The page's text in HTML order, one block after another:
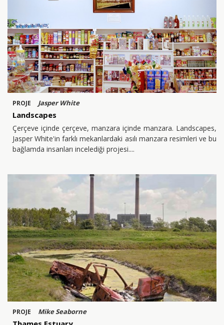
PROJE Jasper White
Landscapes
Çerçeve içinde çerçeve, manzara içinde manzara. Landscapes,
Jasper White'in farklı mekanlardaki asılı manzara resimleri ve bu
bağlamda insanları incelediği projesi.
PROJE Mike Seaborne